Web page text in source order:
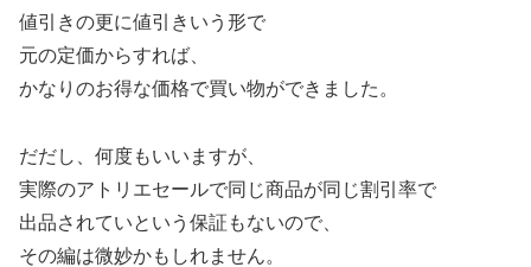
値引きの更に値引きいう形で
元の定価からすれば、
かなりのお得な価格で買い物ができました。
だだし、何度もいいますが、
実際のアトリエセールで同じ商品が同じ割引率で
出品されていという保証もないので、
その編は微妙かもしれません。